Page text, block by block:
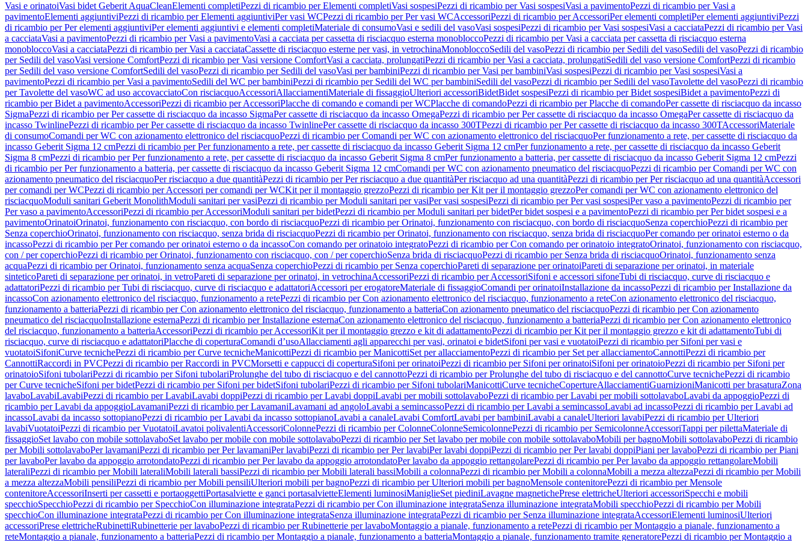
Vasi e orinatoiVasi bidet Geberit AquaCleanElementi completiPezzi di ricambio per Elementi completiVasi sospesiPezzi di ricambio per Vasi sospesiVasi a pavimentoPezzi di ricambio per Vasi a
pavimentoElementi aggiuntiviPezzi di ricambio per Elementi aggiuntiviPer vasi WCPezzi di ricambio per Per vasi WCAccessoriPezzi di ricambio per AccessoriPer elementi completiPer elementi aggiuntiviPezzi
di ricambio per Per elementi aggiuntiviPer elementi aggiuntivi e elementi completiMateriale di consumoVasi e sedili del vasoVasi sospesiPezzi di ricambio per Vasi sospesiVasi a cacciataPezzi di ricambio per Vasi
a cacciataVasi a pavimentoPezzi di ricambio per Vasi a pavimentoVasi a cacciata per cassetta di risciacquo esterna monobloccoPezzi di ricambio per Vasi a cacciata per cassetta di risciacquo esterna
monobloccoVasi a cacciataPezzi di ricambio per Vasi a cacciataCassette di risciacquo esterne per vasi, in vetrochinaMonobloccoSedili del vasoPezzi di ricambio per Sedili del vasoSedili del vasoPezzi di ricambio
per Sedili del vasoVasi versione ComfortPezzi di ricambio per Vasi versione ComfortVasi a cacciata, prolungatiPezzi di ricambio per Vasi a cacciata, prolungatiSedili del vaso versione ComfortPezzi di ricambio
per Sedili del vaso versione ComfortSedili del vasoPezzi di ricambio per Sedili del vasoVasi per bambiniPezzi di ricambio per Vasi per bambiniVasi sospesiPezzi di ricambio per Vasi sospesiVasi a
pavimentoPezzi di ricambio per Vasi a pavimentoSedili del WC per bambiniPezzi di ricambio per Sedili del WC per bambiniSedili del vasoPezzi di ricambio per Sedili del vasoTavolette del vasoPezzi di ricambio
per Tavolette del vasoWC ad uso accovacciatoCon risciacquoAccessoriAllacciamentiMateriale di fissaggioUlteriori accessoriBidetBidet sospesiPezzi di ricambio per Bidet sospesiBidet a pavimentoPezzi di
ricambio per Bidet a pavimentoAccessoriPezzi di ricambio per AccessoriPlacche di comando e comandi per WCPlacche di comandoPezzi di ricambio per Placche di comandoPer cassette di risciacquo da incasso
SigmaPezzi di ricambio per Per cassette di risciacquo da incasso SigmaPer cassette di risciacquo da incasso OmegaPezzi di ricambio per Per cassette di risciacquo da incasso OmegaPer cassette di risciacquo da
incasso TwinlinePezzi di ricambio per Per cassette di risciacquo da incasso TwinlinePer cassette di risciacquo da incasso 300TPezzi di ricambio per Per cassette di risciacquo da incasso 300TAccessoriMateriale
di consumoComandi per WC con azionamento elettronico del risciacquoPezzi di ricambio per Comandi per WC con azionamento elettronico del risciacquoPer funzionamento a rete, per cassette di risciacquo da
incasso Geberit Sigma 12 cmPezzi di ricambio per Per funzionamento a rete, per cassette di risciacquo da incasso Geberit Sigma 12 cmPer funzionamento a rete, per cassette di risciacquo da incasso Geberit
Sigma 8 cmPezzi di ricambio per Per funzionamento a rete, per cassette di risciacquo da incasso Geberit Sigma 8 cmPer funzionamento a batteria, per cassette di risciacquo da incasso Geberit Sigma 12 cmPezzi
di ricambio per Per funzionamento a batteria, per cassette di risciacquo da incasso Geberit Sigma 12 cmComandi per WC con azionamento pneumatico del risciacquoPezzi di ricambio per Comandi per WC con
azionamento pneumatico del risciacquoPer risciacquo a due quantitàPezzi di ricambio per Per risciacquo a due quantitàPer risciacquo ad una quantitàPezzi di ricambio per Per risciacquo ad una quantitàAccessori
per comandi per WCPezzi di ricambio per Accessori per comandi per WCKit per il montaggio grezzoPezzi di ricambio per Kit per il montaggio grezzoPer comandi per WC con azionamento elettronico del
risciacquoModuli sanitari Geberit MonolithModuli sanitari per vasiPezzi di ricambio per Moduli sanitari per vasiPer vasi sospesiPezzi di ricambio per Per vasi sospesiPer vaso a pavimentoPezzi di ricambio per
Per vaso a pavimentoAccessoriPezzi di ricambio per AccessoriModuli sanitari per bidetPezzi di ricambio per Moduli sanitari per bidetPer bidet sospesi e a pavimentoPezzi di ricambio per Per bidet sospesi e a
pavimentoOrinatoiOrinatoi, funzionamento con risciacquo, con bordo di risciacquoPezzi di ricambio per Orinatoi, funzionamento con risciacquo, con bordo di risciacquoSenza coperchioPezzi di ricambio per
Senza coperchioOrinatoi, funzionamento con risciacquo, senza brida di risciacquoPezzi di ricambio per Orinatoi, funzionamento con risciacquo, senza brida di risciacquoPer comando per orinatoi esterno o da
incassoPezzi di ricambio per Per comando per orinatoi esterno o da incassoCon comando per orinatoio integratoPezzi di ricambio per Con comando per orinatoio integratoOrinatoi, funzionamento con risciacquo,
con / per coperchioPezzi di ricambio per Orinatoi, funzionamento con risciacquo, con / per coperchioSenza brida di risciacquoPezzi di ricambio per Senza brida di risciacquoOrinatoi, funzionamento senza
acquaPezzi di ricambio per Orinatoi, funzionamento senza acquaSenza coperchioPezzi di ricambio per Senza coperchioPareti di separazione per orinatoiPareti di separazione per orinatoi, in materiale
sinteticoPareti di separazione per orinatoi, in vetroPareti di separazione per orinatoi, in vetrochinaAccessoriPezzi di ricambio per AccessoriSifoni e accessori sifoneTubi di risciacquo, curve di risciacquo e
adattatoriPezzi di ricambio per Tubi di risciacquo, curve di risciacquo e adattatoriAccessori per erogatoreMateriale di fissaggioComandi per orinatoiInstallazione da incassoPezzi di ricambio per Installazione da
incassoCon azionamento elettronico del risciacquo, funzionamento a retePezzi di ricambio per Con azionamento elettronico del risciacquo, funzionamento a reteCon azionamento elettronico del risciacquo,
funzionamento a batteriaPezzi di ricambio per Con azionamento elettronico del risciacquo, funzionamento a batteriaCon azionamento pneumatico del risciacquoPezzi di ricambio per Con azionamento
pneumatico del risciacquoInstallazione esternaPezzi di ricambio per Installazione esternaCon azionamento elettronico del risciacquo, funzionamento a batteriaPezzi di ricambio per Con azionamento elettronico
del risciacquo, funzionamento a batteriaAccessoriPezzi di ricambio per AccessoriKit per il montaggio grezzo e kit di adattamentoPezzi di ricambio per Kit per il montaggio grezzo e kit di adattamentoTubi di
risciacquo, curve di risciacquo e adattatoriPlacche di coperturaComandi d’usoAllacciamenti agli apparecchi per vasi, orinatoi e bidetSifoni per vasi e vuotatoiPezzi di ricambio per Sifoni per vasi e
vuotatoiSifoniCurve tecnichePezzi di ricambio per Curve tecnicheManicottiPezzi di ricambio per ManicottiSet per allacciamentoPezzi di ricambio per Set per allacciamentoCannottiPezzi di ricambio per
CannottiRaccordi in PVCPezzi di ricambio per Raccordi in PVCMorsetti e cappucci di coperturaSifoni per orinatoiPezzi di ricambio per Sifoni per orinatoiSifoni per orinatoioPezzi di ricambio per Sifoni per
orinatoioSifoni tubolariPezzi di ricambio per Sifoni tubolariProlunghe del tubo di risciacquo e del cannottoPezzi di ricambio per Prolunghe del tubo di risciacquo e del cannottoCurve tecnichePezzi di ricambio
per Curve tecnicheSifoni per bidetPezzi di ricambio per Sifoni per bidetSifoni tubolariPezzi di ricambio per Sifoni tubolariManicottiCurve tecnicheCopertureAllacciamentiGuarnizioniManicotti per brasaturaZona
lavaboLavabiLavabiPezzi di ricambio per LavabiLavabi doppiPezzi di ricambio per Lavabi doppiLavabi per mobili sottolavaboPezzi di ricambio per Lavabi per mobili sottolavaboLavabi da appoggioPezzi di
ricambio per Lavabi da appoggioLavamaniPezzi di ricambio per LavamaniLavamani ad angoloLavabi a semincassoPezzi di ricambio per Lavabi a semincassoLavabi ad incassoPezzi di ricambio per Lavabi ad
incassoLavabi da incasso sottopianoPezzi di ricambio per Lavabi da incasso sottopianoLavabi a canaleLavabi ComfortLavabi per bambiniLavabi a canaleUlteriori lavabiPezzi di ricambio per Ulteriori
lavabiVuotatoiPezzi di ricambio per VuotatoiLavatoi polivalentiAccessoriColonnePezzi di ricambio per ColonneColonneSemicolonnePezzi di ricambio per SemicolonneAccessoriTappi per pilettaMateriale di
fissaggioSet lavabo con mobile sottolavaboSet lavabo per mobile con mobile sottolavaboPezzi di ricambio per Set lavabo per mobile con mobile sottolavaboMobili per bagnoMobili sottolavaboPezzi di ricambio
per Mobili sottolavaboPer lavamaniPezzi di ricambio per Per lavamaniPer lavabiPezzi di ricambio per Per lavabiPer lavabi doppiPezzi di ricambio per Per lavabi doppiPiani per lavaboPezzi di ricambio per Piani
per lavaboPer lavabo da appoggio arrotondatoPezzi di ricambio per Per lavabo da appoggio arrotondatoPer lavabo da appoggio rettangolarePezzi di ricambio per Per lavabo da appoggio rettangolareMobili
lateraliPezzi di ricambio per Mobili lateraliMobili laterali bassiPezzi di ricambio per Mobili laterali bassiMobili a colonnaPezzi di ricambio per Mobili a colonnaMobili a mezza altezzaPezzi di ricambio per Mobili
a mezza altezzaMobili pensiliPezzi di ricambio per Mobili pensiliUlteriori mobili per bagnoPezzi di ricambio per Ulteriori mobili per bagnoMensole contenitorePezzi di ricambio per Mensole
contenitoreAccessoriInserti per cassetti e portaoggettiPortasalviette e ganci portasalvietteElementi luminosiManiglieSet piediniLavagne magnetichePrese elettricheUlteriori accessoriSpecchi e mobili
specchioSpecchioPezzi di ricambio per SpecchioCon illuminazione integrataPezzi di ricambio per Con illuminazione integrataSenza illuminazione integrataMobili specchioPezzi di ricambio per Mobili
specchioCon illuminazione integrataPezzi di ricambio per Con illuminazione integrataSenza illuminazione integrataPezzi di ricambio per Senza illuminazione integrataAccessoriElementi luminosiUlteriori
accessoriPrese elettricheRubinettiRubinetterie per lavaboPezzi di ricambio per Rubinetterie per lavaboMontaggio a pianale, funzionamento a retePezzi di ricambio per Montaggio a pianale, funzionamento a
reteMontaggio a pianale, funzionamento a batteriaPezzi di ricambio per Montaggio a pianale, funzionamento a batteriaMontaggio a pianale, funzionamento tramite generatorePezzi di ricambio per Montaggio a